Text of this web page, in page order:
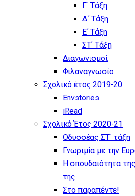
Γ΄ Τάξη
Δ΄ Τάξη
Ε΄ Τάξη
ΣΤ΄ Τάξη
Διαγωνισμοί
Φιλαναγνωσία
Σχολικό έτος 2019-20
Envstories
iRead
Σχολικό Έτος 2020-21
Οδυσσέας ΣΤ΄ τάξη
Γνωριμία με την
Η σπουδαιότητα
της
Στο παραπέντε!